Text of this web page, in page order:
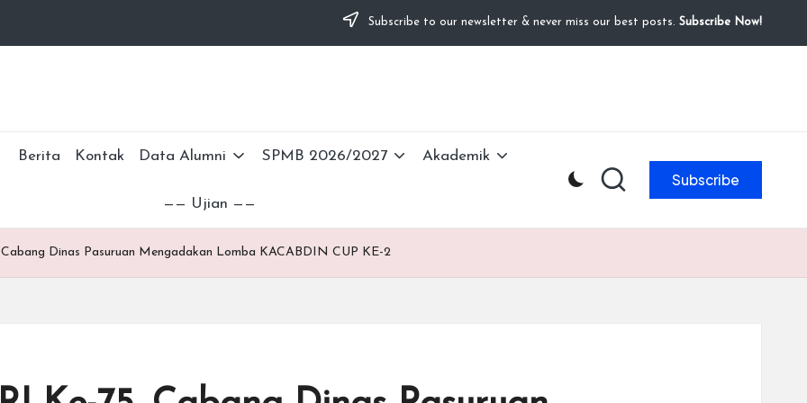
Subscribe to our newsletter & never miss our best posts. Subscribe Now!
Berita Kontak Data Alumni SPMB 2026/2027 Akademik
—— Ujian ——
Subscribe
Dinas Pasuruan Mengadakan Lomba KACABDIN CUP KE-2